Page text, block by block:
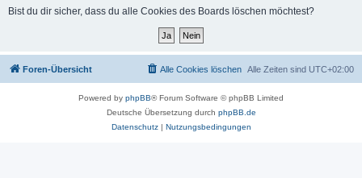
Bist du dir sicher, dass du alle Cookies des Boards löschen möchtest?
Foren-Übersicht Alle Zeiten sind UTC+02:00
Alle Cookies löschen
Powered by phpBB® Forum Software © phpBB Limited
Deutsche Übersetzung durch phpBB.de
Datenschutz| Nutzungsbedingungen